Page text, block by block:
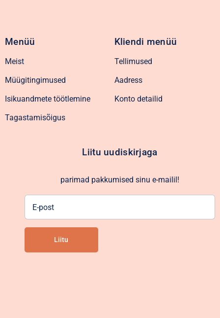
Menüü
Meist
Müügitingimused
Isikuandmete töötlemine
Tagastamisõigus
Kliendi menüü
Tellimused
Aadress
Konto detailid
Liitu uudiskirjaga
parimad pakkumised sinu e-mailil!
Liitu